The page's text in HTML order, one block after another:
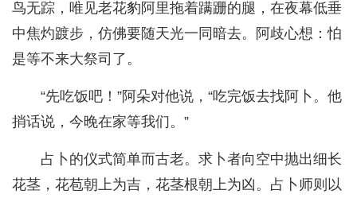
鸟无踪，唯见老花豹阿里拖着蹒跚的腿，在夜幕低垂
中焦灼踱步，仿佛要随天光一同暗去。阿歧心想：怕
是等不来大祭司了。
“先吃饭吧！”阿朵对他说，“吃完饭去找阿卜。他
捎话说，今晚在家等我们。”
占卜的仪式简单而古老。求卜者向空中抛出细长
花茎，花苞朝上为吉，花茎根朝上为凶。占卜师则以